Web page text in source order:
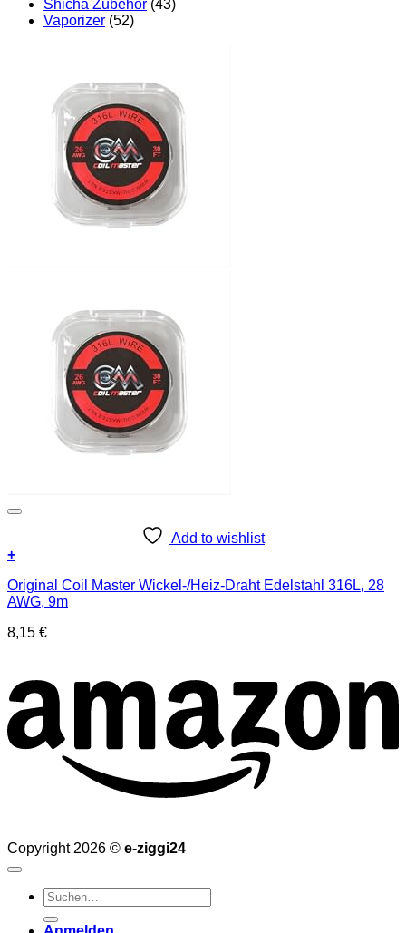
Shicha Zubehör (43)
Vaporizer (52)
Add to wishlist
+
Original Coil Master Wickel-/Heiz-Draht Edelstahl 316L, 28
AWG, 9m
8,15 €
Copyright 2026 © e-ziggi24
Suchen
nach: